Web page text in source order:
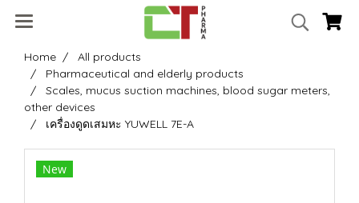
Home
All products
Pharmaceutical and elderly products
Scales, mucus suction machines, blood sugar meters,
other devices
เครื่องดูดเสมหะ YUWELL 7E-A
New